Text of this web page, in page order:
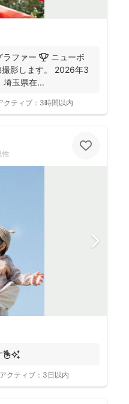
ファー 🏆 ニューボ
影します。 2026年3
埼玉県在...
クティブ： 3時間以内
性
✌️✨
クティブ： 3日以内